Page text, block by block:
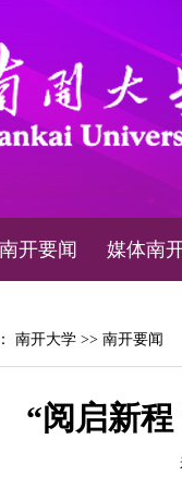
南开要闻 媒体南
南开大学 >> 南开要闻
“阅启新